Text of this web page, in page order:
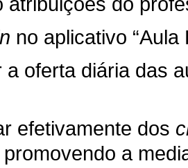
no aplicativo
a oferta diária das
efetivamente dos
a